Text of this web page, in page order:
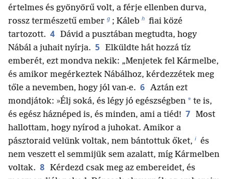
értelmes és gyönyörű volt, a férje ellenben durva,
rossz természetű ember g ; Káleb h fiai közé
tartozott. 4 Dávid a pusztában megtudta, hogy
Nábál a juhait nyírja. 5 Elküldte hát hozzá tíz
emberét, ezt mondva nekik: „Menjetek fel Kármelbe,
és amikor megérkeztek Nábálhoz, kérdezzétek meg
tőle a nevemben, hogy jól van-e. 6 Aztán ezt
mondjátok: »Élj soká, és légy jó egészségben * te is,
és egész háznéped is, és minden, ami a tiéd! 7 Most
hallottam, hogy nyírod a juhokat. Amikor a
pásztoraid velünk voltak, nem bántottuk őket, i és
nem veszett el semmijük sem azalatt, míg Kármelben
voltak. 8 Kérdezd csak meg az embereidet, és